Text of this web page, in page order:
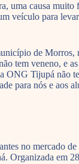
uma causa
veículo para
de
tem veneno,
Tijupá
para nós e aos
no mercado
Organizada